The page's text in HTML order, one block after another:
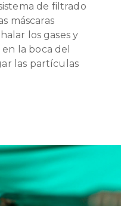
de filtrado
máscaras
los gases y
la boca del
las partículas